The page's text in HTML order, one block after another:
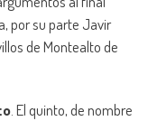
por su parte Javir
de Montealto de
. El quinto, de nombre